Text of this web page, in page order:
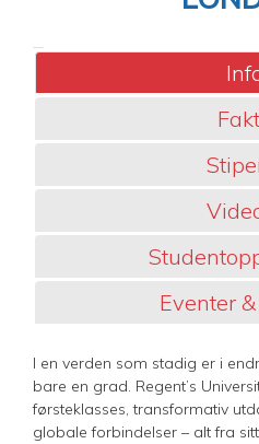
Eventer
I en verden som stadig er i
bare en grad. Regent’s
førsteklasses, transformativ
globale forbindelser – alt fra